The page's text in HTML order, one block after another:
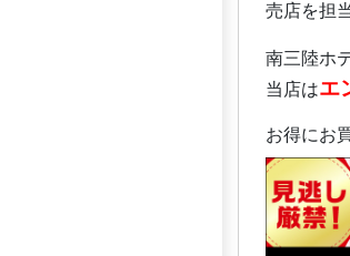
売店を担
南三陸ホ
当店はエ
お得にお